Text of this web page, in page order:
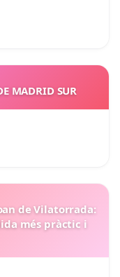
MADRID SUR
de Vilatorrada:
més pràctic i